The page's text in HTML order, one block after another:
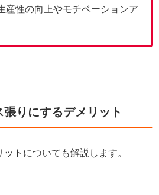
産性の向上やモチベーションア
りにするデメリット
トについても解説します。